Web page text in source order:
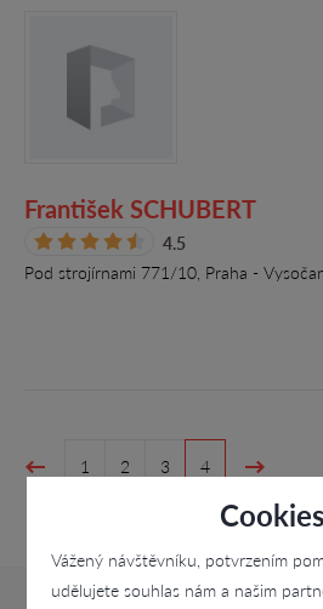
Cookies
Vážený návštěvníku, potvrzením
udělujete souhlas nám a našim
František SCHUBERT
4.5
Pod strojírnami 771/10, Praha -
1 2 3 4